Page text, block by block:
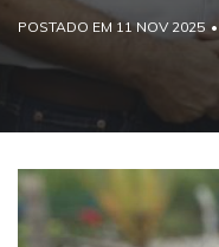
POSTADO EM 11 NOV 2025